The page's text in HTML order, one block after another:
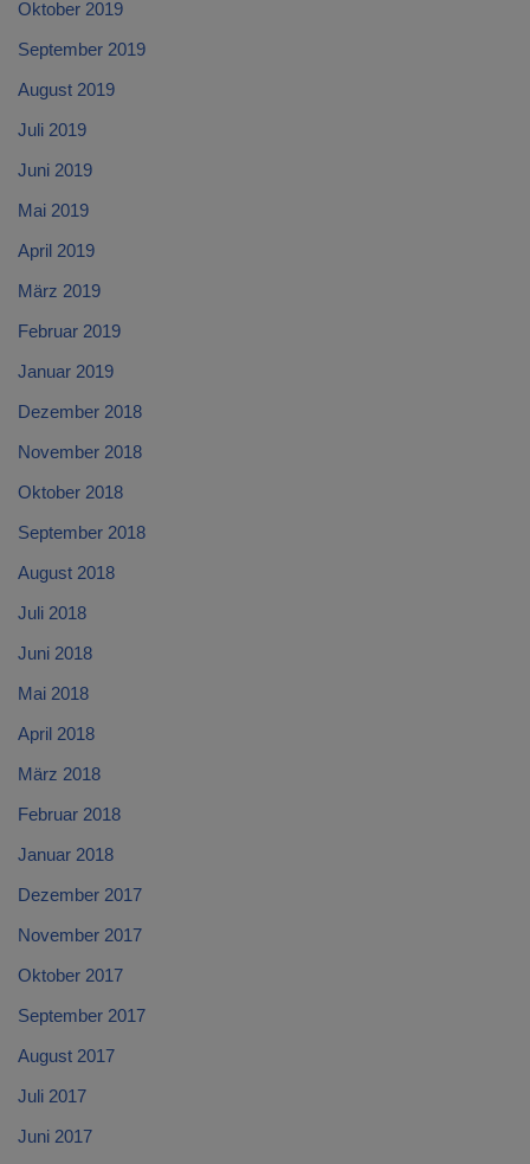
Oktober 2019
September 2019
August 2019
Juli 2019
Juni 2019
Mai 2019
April 2019
März 2019
Februar 2019
Januar 2019
Dezember 2018
November 2018
Oktober 2018
September 2018
August 2018
Juli 2018
Juni 2018
Mai 2018
April 2018
März 2018
Februar 2018
Januar 2018
Dezember 2017
November 2017
Oktober 2017
September 2017
August 2017
Juli 2017
Juni 2017